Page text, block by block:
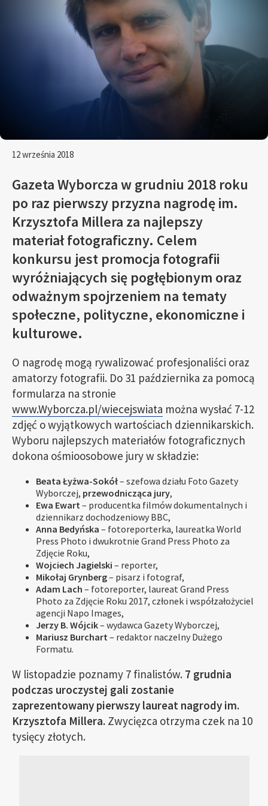
12 września 2018
Gazeta Wyborcza w grudniu 2018 roku
po raz pierwszy przyzna nagrodę im.
Krzysztofa Millera za najlepszy
materiał fotograficzny. Celem
konkursu jest promocja fotografii
wyróżniających się pogłębionym oraz
odważnym spojrzeniem na tematy
społeczne, polityczne, ekonomiczne i
kulturowe.
O nagrodę mogą rywalizować profesjonaliści oraz
amatorzy fotografii. Do 31 października za pomocą
formularza na stronie
www.Wyborcza.pl/wiecejswiata można wysłać 7-12
zdjęć o wyjątkowych wartościach dziennikarskich.
Wyboru najlepszych materiałów fotograficznych
dokona ośmioosobowe jury w składzie:
Beata Łyżwa-Sokół– szefowa działu Foto Gazety
Wyborczej, przewodnicząca jury,
Ewa Ewart – producentka filmów dokumentalnych i
dziennikarz dochodzeniowy BBC,
Anna Bedyńska – fotoreporterka, laureatka World
Press Photo i dwukrotnie Grand Press Photo za
Zdjęcie Roku,
Wojciech Jagielski – reporter,
Mikołaj Grynberg– pisarz i fotograf,
Adam Lach – fotoreporter, laureat Grand Press
Photo za Zdjęcie Roku 2017, członek i współzałożyciel
agencji Napo Images,
Jerzy B. Wójcik– wydawca Gazety Wyborczej,
Mariusz Burchart – redaktor naczelny Dużego
Formatu.
W listopadzie poznamy 7 finalistów. 7 grudnia
podczas uroczystej gali zostanie
zaprezentowany pierwszy laureat nagrody im.
Krzysztofa Millera. Zwycięzca otrzyma czek na 10
tysięcy złotych.